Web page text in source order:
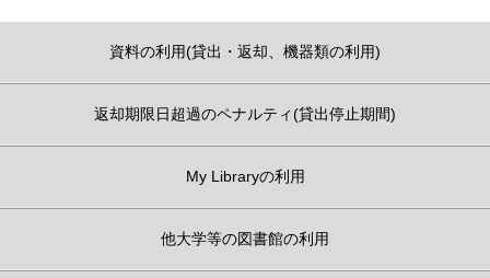
資料の利用(貸出・返却、機器類の利用)
返却期限日超過のペナルティ(貸出停止期間)
My Libraryの利用
他大学等の図書館の利用